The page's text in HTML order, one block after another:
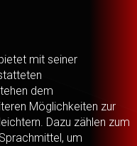
mit seiner
dem
Möglichkeiten zur
Dazu zählen zum
um